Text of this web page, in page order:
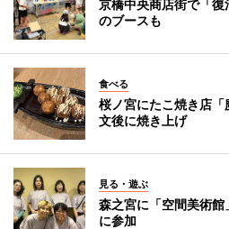
京橋中央商店街で「
のブースも
食べる
桜ノ宮にたこ焼き店
文後に焼き上げ
見る・遊ぶ
森之宮に「空間美術
に参加